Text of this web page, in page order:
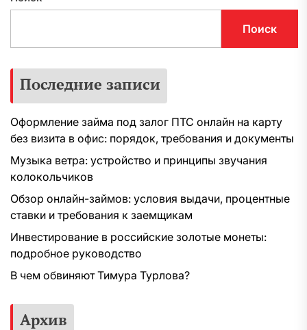
Поиск
Последние записи
Оформление займа под залог ПТС онлайн на карту
без визита в офис: порядок, требования и документы
Музыка ветра: устройство и принципы звучания
колокольчиков
Обзор онлайн-займов: условия выдачи, процентные
ставки и требования к заемщикам
Инвестирование в российские золотые монеты:
подробное руководство
В чем обвиняют Тимура Турлова?
Архив